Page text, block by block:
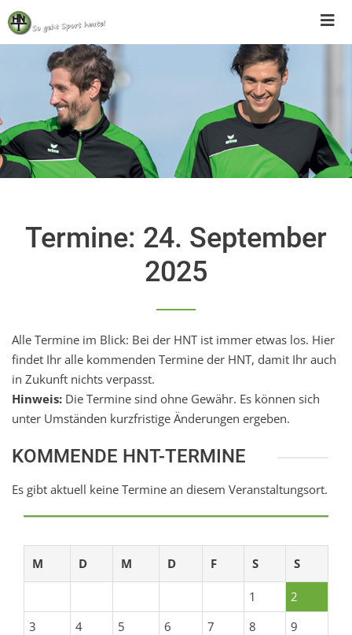
Skip
to
content
Termine: 24. September
2025
Alle Termine im Blick: Bei der HNT ist immer etwas los. Hier
findet Ihr alle kommenden Termine der HNT, damit Ihr auch
in Zukunft nichts verpasst.
Hinweis: Die Termine sind ohne Gewähr. Es können sich
unter Umständen kurzfristige Änderungen ergeben.
KOMMENDE HNT-TERMINE
Es gibt aktuell keine Termine an diesem Veranstaltungsort.
M D M D F S S
1
2
3
4 5 6 7 8
9